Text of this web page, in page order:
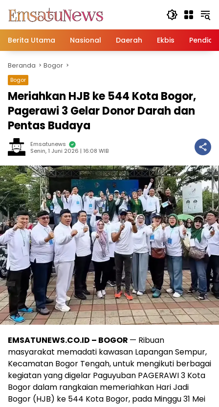
konten
Berita Utama
Nasional Daerah Ekbis
Beranda Bogor
Bogor
Meriahkan HJB ke 544 Kota Bogor,
Pagerawi 3 Gelar Donor Darah dan
Pentas Budaya
Emsatunews
Senin, 1 Juni 2026 | 16:08 WIB
EMSATUNEWS.CO.ID – BOGOR — Ribuan
masyarakat memadati kawasan Lapangan Sempur,
Kecamatan Bogor Tengah, untuk mengikuti berbagai
kegiatan yang digelar Paguyuban PAGERAWI 3 Kota
Bogor dalam rangkaian memeriahkan Hari Jadi
Bogor (HJB) ke 544 Kota Bogor, pada Minggu 31 Mei